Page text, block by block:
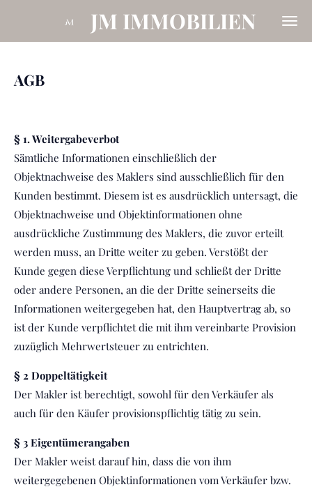
JM IMMOBILIEN
AGB
§ 1. Weitergabeverbot
Sämtliche Informationen einschließlich der
Objektnachweise des Maklers sind ausschließlich für den
Kunden bestimmt. Diesem ist es ausdrücklich untersagt, die
Objektnachweise und Objektinformationen ohne
ausdrückliche Zustimmung des Maklers, die zuvor erteilt
werden muss, an Dritte weiter zu geben. Verstößt der
Kunde gegen diese Verpflichtung und schließt der Dritte
oder andere Personen, an die der Dritte seinerseits die
Informationen weitergegeben hat, den Hauptvertrag ab, so
ist der Kunde verpflichtet die mit ihm vereinbarte Provision
zuzüglich Mehrwertsteuer zu entrichten.
§ 2 Doppeltätigkeit
Der Makler ist berechtigt, sowohl für den Verkäufer als
auch für den Käufer provisionspflichtig tätig zu sein.
§ 3 Eigentümerangaben
Der Makler weist darauf hin, dass die von ihm
weitergegebenen Objektinformationen vom Verkäufer bzw.